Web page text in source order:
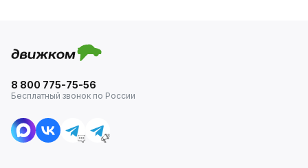
8 800 775-75-56
Бесплатный звонок по России